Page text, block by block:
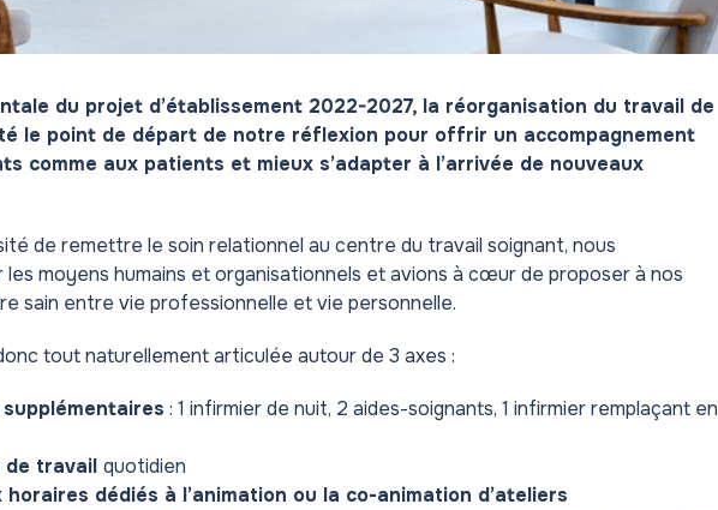
du projet d’établissement 2022-2027, la réorganisation du travail de
le point de départ de notre réflexion pour offrir un accompagnement
comme aux patients et mieux s’adapter à l’arrivée de nouveaux
de remettre le soin relationnel au centre du travail soignant, nous
les moyens humains et organisationnels et avions à cœur de proposer à nos
sain entre vie professionnelle et vie personnelle.
tout naturellement articulée autour de 3 axes :
: 1 infirmier de nuit, 2 aides-soignants, 1 infirmier remplaçant en
de travail quotidien
horaires dédiés à l’animation ou la co-animation d’ateliers